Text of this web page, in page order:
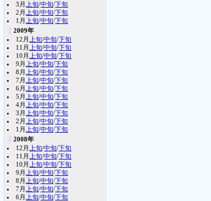
3月 上旬/中旬/下旬
2月 上旬/中旬/下旬
1月 上旬/中旬/下旬
2009年
12月 上旬/中旬/下旬
11月 上旬/中旬/下旬
10月 上旬/中旬/下旬
9月 上旬/中旬/下旬
8月 上旬/中旬/下旬
7月 上旬/中旬/下旬
6月 上旬/中旬/下旬
5月 上旬/中旬/下旬
4月 上旬/中旬/下旬
3月 上旬/中旬/下旬
2月 上旬/中旬/下旬
1月 上旬/中旬/下旬
2008年
12月 上旬/中旬/下旬
11月 上旬/中旬/下旬
10月 上旬/中旬/下旬
9月 上旬/中旬/下旬
8月 上旬/中旬/下旬
7月 上旬/中旬/下旬
6月 上旬/中旬/下旬